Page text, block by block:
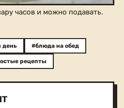
часов и можно подавать.
день #блюда на обед
рецепты